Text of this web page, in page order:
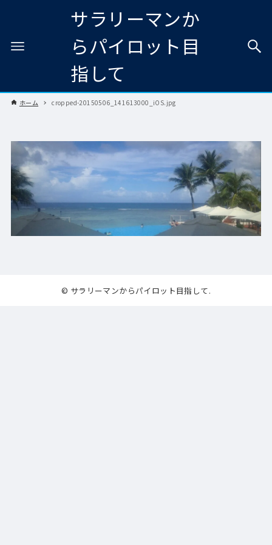
サラリーマンか
らパイロット目
指して
ホーム cropped-20150506_141613000_iOS.jpg
© サラリーマンからパイロット目指して.